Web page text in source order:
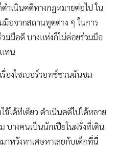
ำเนินคดีทางกฎหมายต่อไป ใน
อจากสถานทูตต่าง ๆ ในการ
มมือดี บางแห่งก็ไม่ค่อยร่วมมือ
ทน
งไซเบอร์วอทช์ชวนฉันชม
ช้ได้ทีเดียว ดำเนินคดีไปได้หลาย
บางคนเป็นนักเปียโนฝรั่งที่เดิน
าหวังหาเศษหาเลยกับเด็กที่นี่